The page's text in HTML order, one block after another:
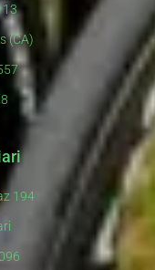
13
(CA)
194